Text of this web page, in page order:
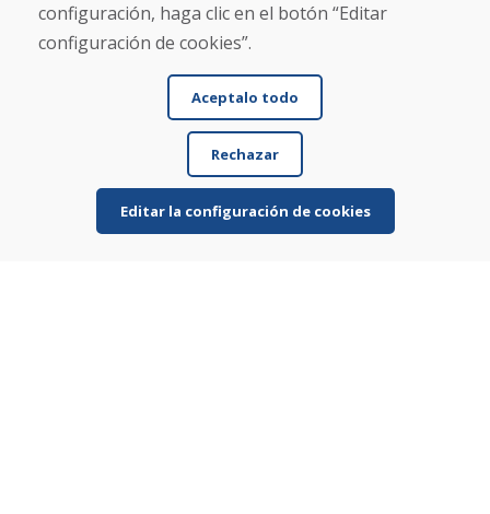
Jürgen Reinhard , 17.12.2025
Pedimos un par de esquís usados y los recibimos
en cuatro días laborables. Los esquís son usados ...
configuración, haga clic en el botón “Editar
configuración de cookies”.
Aceptalo todo
Rechazar
Editar la configuración de cookies